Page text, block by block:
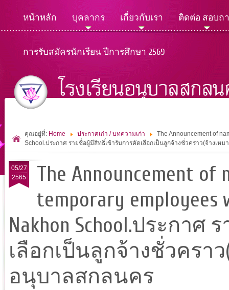
หน้าหลัก บุคลากร เกี่ยวกับเรา ติดต่อ สอบถ
การรับสมัครนักเรียน ปีการศึกษา 2569
คุณอยู่ที่: Home ประกาศเก่า / บทความเก่า
The Announcement of
School.ประกาศ รายชื่อผู้มีสิทธิ์เข้ารับการคัดเลือกเป็นลูกจ้างชั่วคราว(จ้างเหม
05/27
2565
The Announcement of
temporary employees
Nakhon School.ประกา
เลือกเป็นลูกจ้างชั่วครา
อนุบาลสกลนคร